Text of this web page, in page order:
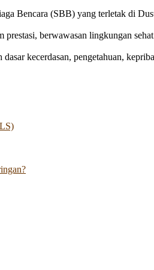
Bencara (SBB) yang terletak di
berwawasan lingkungan
kecerdasan, pengetahuan,